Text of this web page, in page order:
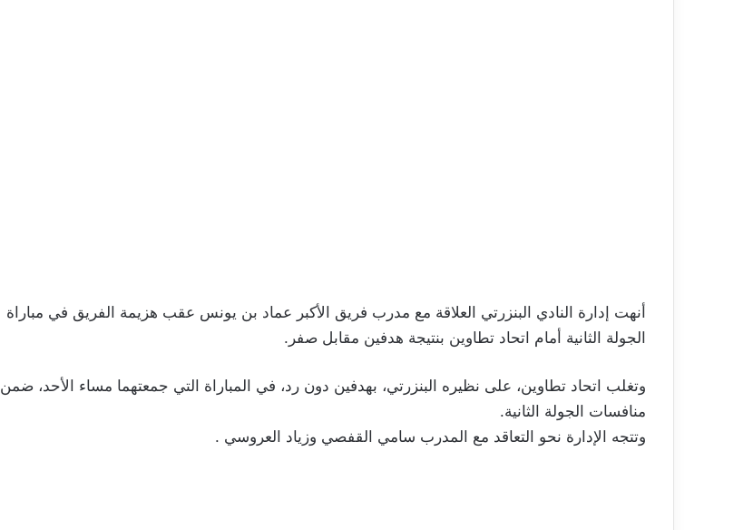
أنهت إدارة النادي البنزرتي العلاقة مع مدرب فريق الأكبر عماد بن يونس عقب هزيمة الفريق في مباراة
الجولة الثانية أمام اتحاد تطاوين بنتيجة هدفين مقابل صفر.
وتغلب اتحاد تطاوين، على نظيره البنزرتي، بهدفين دون رد، في المباراة التي جمعتهما مساء الأحد، ضمن
منافسات الجولة الثانية.
وتتجه الإدارة نحو التعاقد مع المدرب سامي القفصي وزياد العروسي .